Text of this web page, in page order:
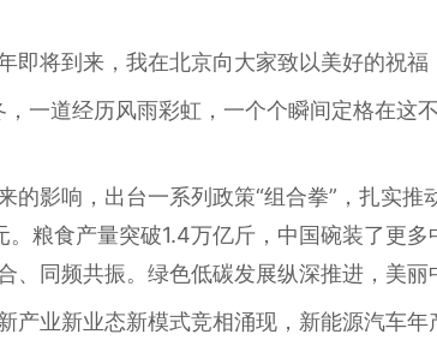
即将到来，我在北京向大家致以美好的祝福
一道经历风雨彩虹，一个个瞬间定格在这
的影响，出台一系列政策“组合拳”，扎实推
粮食产量突破1.4万亿斤，中国碗装了更
、同频共振。绿色低碳发展纵深推进，美丽
产业新业态新模式竞相涌现，新能源汽车